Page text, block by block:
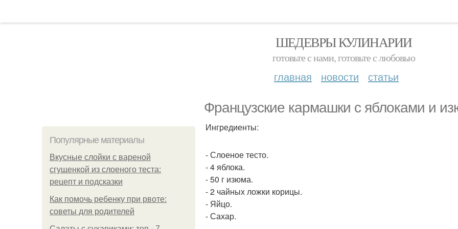
ШЕДЕВРЫ КУЛИНАРИИ
готовьте с нами, готовьте с любовью
главная новости статьи
Французские кармашки с яблоками и
Популярные материалы
Вкусные слойки с вареной
сгущенкой из слоеного теста:
рецепт и подсказки
Как помочь ребенку при рвоте:
советы для родителей
Ингредиенты:
- Слоеное тесто.
- 4 яблока.
- 50 г изюма.
- 2 чайных ложки корицы.
- Яйцо.
- Сахар.